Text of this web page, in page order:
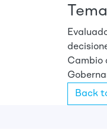
Cambio
Back